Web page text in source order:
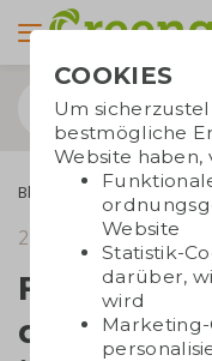
Blogs
25. Oktober 2024
Fairtrade-
die
COOKIES
Um
bestmögliche
Website haben,
Website
Statistik-
darüber,
wird
Marketing-